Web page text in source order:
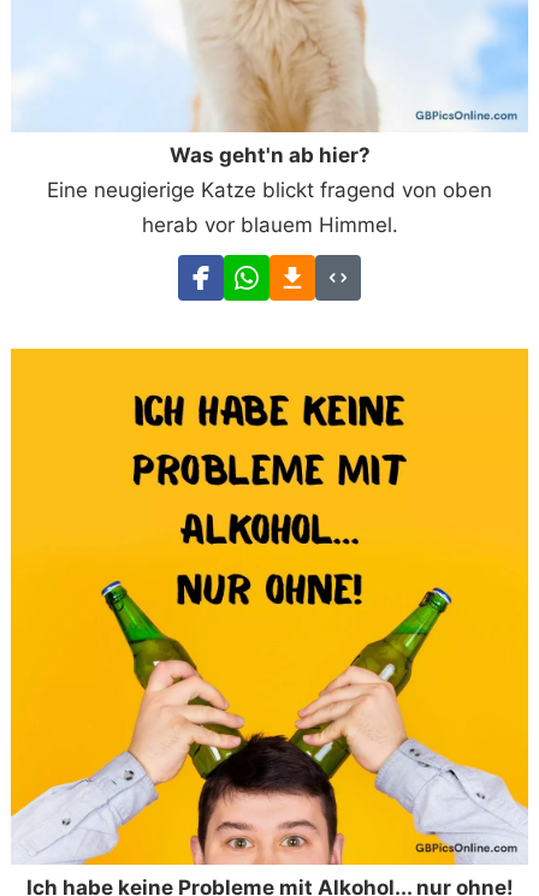
Was geht'n ab hier?
Eine neugierige Katze blickt fragend von oben
herab vor blauem Himmel.
Ich habe keine Probleme mit Alkohol... nur ohne!